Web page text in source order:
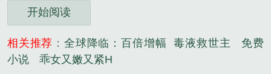
开始阅读
相关推荐 ：全球降临：百倍增幅 毒液救世主
免费
小说
乖女又嫩又紧H